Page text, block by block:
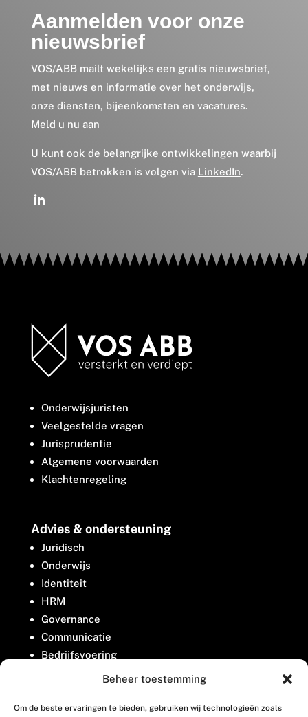
Beheer toestemming
Om de beste ervaringen te bieden, gebruiken wij technologieën zoals
Aanmelden voor onze
nieuwsbrief
VOS/ABB mailt wekelijks een gratis nieuwsbrief,
met nieuws en informatie over het onderwijs,
onze diensten, bijeenkomsten en vacatures.
Meld u nu aan
U kunt ook de belangrijke ontwikkelingen waarbij
VOS/ABB betrokken is volgen via LinkedIn.
Onderwijsjuristen
Veelgestelde vragen
Jurisprudentie
Algemene voorwaarden
Klachtenregeling
Advies & ondersteuning
Juridisch
Onderwijs
Identiteit
HRM
Governance
Communicatie
Bedrijfsvoering
Belangenbehartiging